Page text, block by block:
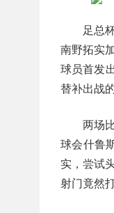
足总
南野拓实
球员首发
替补出战
两场
球会什鲁
实，尝试
射门竟然